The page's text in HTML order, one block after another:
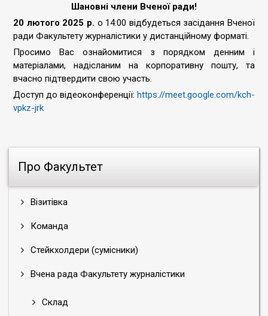
Про Факультет
Візитівка
Команда
Стейкхолдери (сумісники)
Вчена рада Факультету журналістики
Склад
Шановні члени Вченої ради!
20 лютого 2025 р. о 14:00 відбудеться засідання Вченої
ради Факультету журналістики у дистанційному форматі.
Просимо Вас ознайомитися з порядком денним і
матеріалами, надісланим на корпоративну пошту, та
вчасно підтвердити свою участь.
Доступ до відеоконференції: https://meet.google.com/kch-
vpkz-jrk